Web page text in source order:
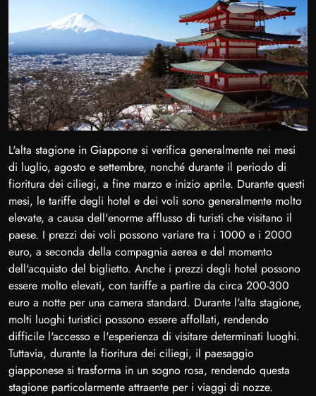
L'alta stagione in Giappone si verifica generalmente nei mesi
di luglio, agosto e settembre, nonché durante il periodo di
fioritura dei ciliegi, a fine marzo e inizio aprile. Durante questi
mesi, le tariffe degli hotel e dei voli sono generalmente molto
elevate, a causa dell'enorme afflusso di turisti che visitano il
paese. I prezzi dei voli possono variare tra i 1000 e i 2000
euro, a seconda della compagnia aerea e del momento
dell'acquisto del biglietto. Anche i prezzi degli hotel possono
essere molto elevati, con tariffe a partire da circa 200-300
euro a notte per una camera standard. Durante l'alta stagione,
molti luoghi turistici possono essere affollati, rendendo
difficile l'accesso e l'esperienza di visitare determinati luoghi.
Tuttavia, durante la fioritura dei ciliegi, il paesaggio
giapponese si trasforma in un sogno rosa, rendendo questa
stagione particolarmente attraente per i viaggi di nozze.